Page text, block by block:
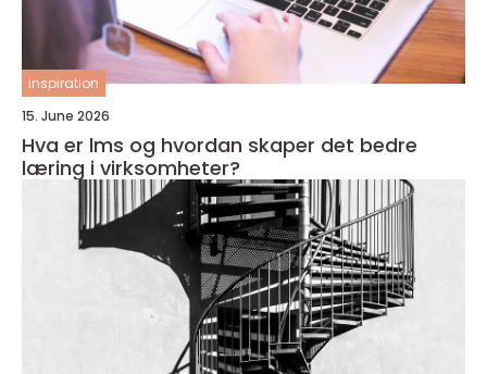
inspiration
15. June 2026
Hva er lms og hvordan skaper det bedre
læring i virksomheter?